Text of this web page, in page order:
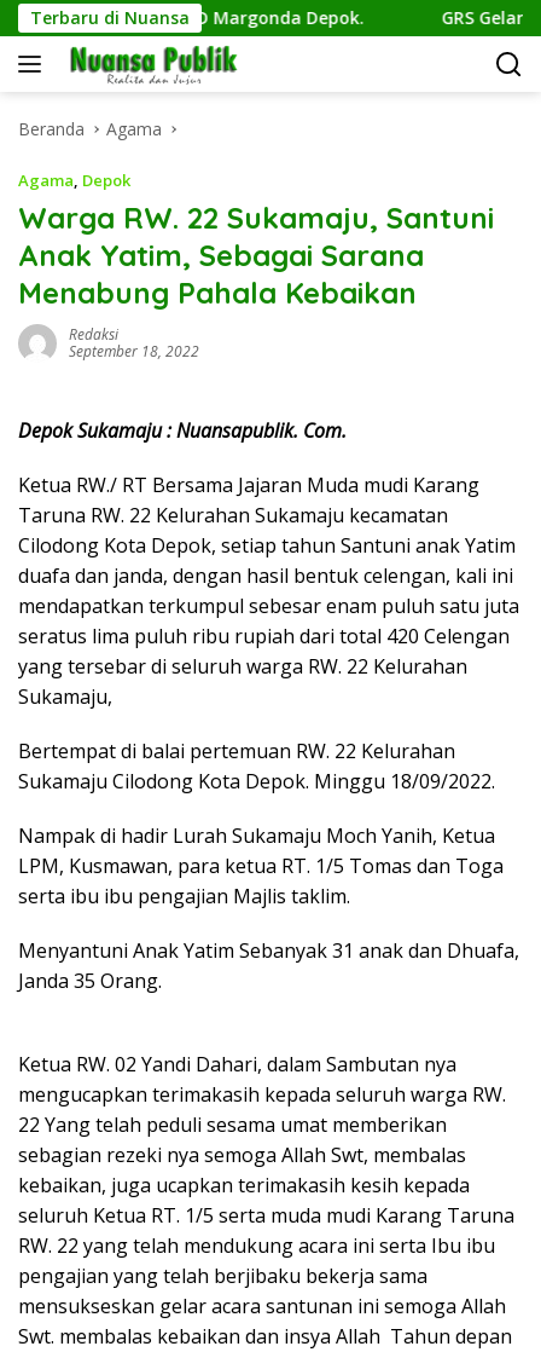
Langsung
ke
konten
Terbaru di Nuansa
di CFD Margonda Depok. GRS Gelar Aksi
Beranda Agama
Agama, Depok
Warga RW. 22 Sukamaju, Santuni
Anak Yatim, Sebagai Sarana
Menabung Pahala Kebaikan
Redaksi
September 18, 2022
Depok Sukamaju : Nuansapublik. Com.
Ketua RW./ RT Bersama Jajaran Muda mudi Karang
Taruna RW. 22 Kelurahan Sukamaju kecamatan
Cilodong Kota Depok, setiap tahun Santuni anak Yatim
duafa dan janda, dengan hasil bentuk celengan, kali ini
mendapatkan terkumpul sebesar enam puluh satu juta
seratus lima puluh ribu rupiah dari total 420 Celengan
yang tersebar di seluruh warga RW. 22 Kelurahan
Sukamaju,
Bertempat di balai pertemuan RW. 22 Kelurahan
Sukamaju Cilodong Kota Depok. Minggu 18/09/2022.
Nampak di hadir Lurah Sukamaju Moch Yanih, Ketua
LPM, Kusmawan, para ketua RT. 1/5 Tomas dan Toga
serta ibu ibu pengajian Majlis taklim.
Menyantuni Anak Yatim Sebanyak 31 anak dan Dhuafa,
Janda 35 Orang.
Ketua RW. 02 Yandi Dahari, dalam Sambutan nya
mengucapkan terimakasih kepada seluruh warga RW.
22 Yang telah peduli sesama umat memberikan
sebagian rezeki nya semoga Allah Swt, membalas
kebaikan, juga ucapkan terimakasih kesih kepada
seluruh Ketua RT. 1/5 serta muda mudi Karang Taruna
RW. 22 yang telah mendukung acara ini serta Ibu ibu
pengajian yang telah berjibaku bekerja sama
mensukseskan gelar acara santunan ini semoga Allah
Swt. membalas kebaikan dan insya Allah Tahun depan